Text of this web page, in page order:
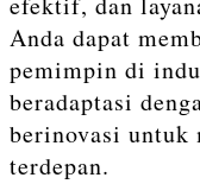
Anda dapat
pemimpin di
beradaptasi
berinovasi untuk
terdepan.